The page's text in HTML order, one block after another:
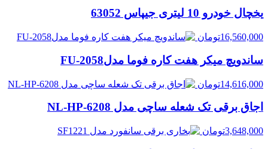
یخچال خودرو 10 لیتری جیپاس 63052
16,560,000تومان
ساندویچ میکر هفت کاره فوما مدلFU-2058
14,616,000تومان
اجاق برقی تک شعله ساچی مدل NL-HP-6208
3,648,000تومان